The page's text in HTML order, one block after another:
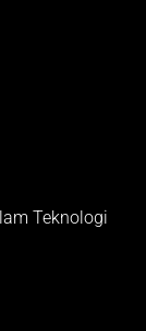
Teknologi